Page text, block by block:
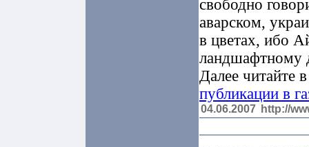
свободно
аварском,
в цветах, ибо
ландшафтному
Далее читайте
публикации в
04.06.2007 http://